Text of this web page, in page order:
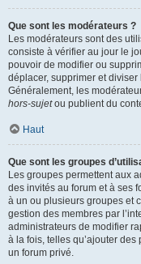
Que sont les modérateurs ?
Les modérateurs sont des
consiste à vérifier au jour le
pouvoir de modifier ou
déplacer, supprimer et diviser
Généralement, les
hors-sujetou publient du
Haut
Que sont les groupes
Les groupes permettent aux
des invités au forum et à ses
à un ou plusieurs groupes et
gestion des membres par
administrateurs de modifier
à la fois, telles qu’ajouter
un forum privé.